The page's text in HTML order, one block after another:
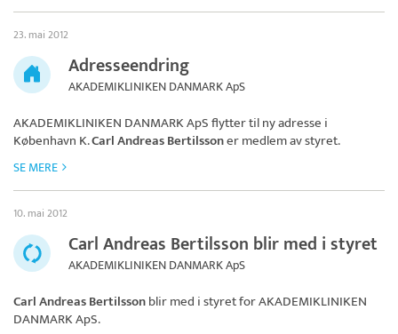
23. mai 2012
Adresseendring
AKADEMIKLINIKEN DANMARK ApS
AKADEMIKLINIKEN DANMARK ApSflytter til ny adresse i
København K.Carl Andreas Bertilssoner medlem av styret.
SE MERE
10. mai 2012
Carl Andreas Bertilsson blir med i styret
AKADEMIKLINIKEN DANMARK ApS
Carl Andreas Bertilssonblir med i styret forAKADEMIKLINIKEN
DANMARK ApS.